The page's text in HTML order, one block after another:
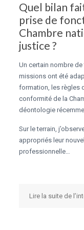
Quel bilan
prise de
Chambre
justice ?
Un certain nombre
missions ont été
formation, les règles
conformité de la
déontologie
Sur le terrain,
appropriés leur
professionnelle…
Lire la suite de